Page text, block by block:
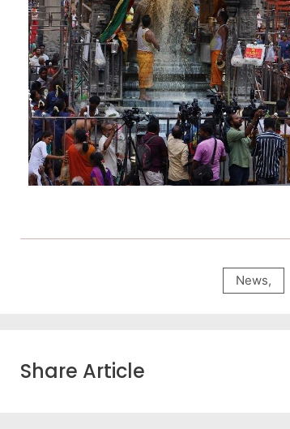
News,
Share Article